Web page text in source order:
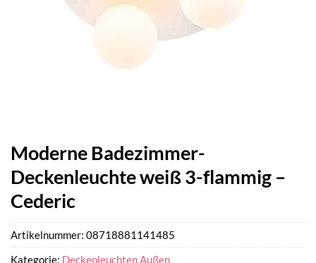
Moderne Badezimmer-
Deckenleuchte weiß 3-flammig –
Cederic
Artikelnummer: 08718881141485
Kategorie: Deckenleuchten Außen